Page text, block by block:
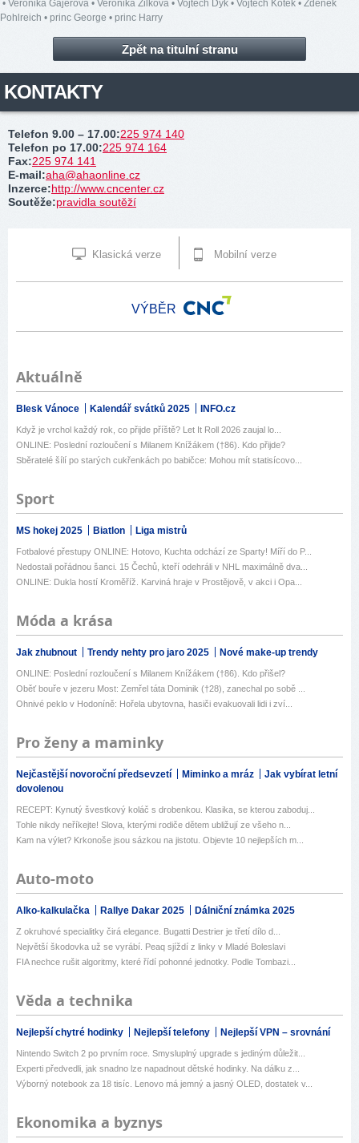
• Veronika Gajerová • Veronika Žilková • Vojtěch Dyk • Vojtěch Kotek • Zdeněk
Pohlreich • princ George • princ Harry
Zpět na titulní stranu
KONTAKTY
Telefon 9.00 – 17.00:225 974 140
Telefon po 17.00:225 974 164
Fax:225 974 141
E-mail:aha@ahaonline.cz
Inzerce:http://www.cncenter.cz
Soutěže:pravidla soutěží
Klasická verze Mobilní verze
VÝBĚR
Aktuálně
Blesk Vánoce Kalendář svátků 2025 INFO.cz
Když je vrchol každý rok, co přijde příště? Let It Roll 2026 zaujal lo...
ONLINE: Poslední rozloučení s Milanem Knížákem (†86). Kdo přijde?
Sběratelé šílí po starých cukřenkách po babičce: Mohou mít statisícovo...
Sport
MS hokej 2025 Biatlon Liga mistrů
Fotbalové přestupy ONLINE: Hotovo, Kuchta odchází ze Sparty! Míří do P...
Nedostali pořádnou šanci. 15 Čechů, kteří odehráli v NHL maximálně dva...
ONLINE: Dukla hostí Kroměříž. Karviná hraje v Prostějově, v akci i Opa...
Móda a krása
Jak zhubnout Trendy nehty pro jaro 2025 Nové make-up trendy
ONLINE: Poslední rozloučení s Milanem Knížákem (†86). Kdo přišel?
Oběť bouře v jezeru Most: Zemřel táta Dominik (†28), zanechal po sobě ...
Ohnivé peklo v Hodoníně: Hořela ubytovna, hasiči evakuovali lidi i zví...
Pro ženy a maminky
Nejčastější novoroční předsevzetí Miminko a mráz
Jak vybírat letní
dovolenou
RECEPT: Kynutý švestkový koláč s drobenkou. Klasika, se kterou zaboduj...
Tohle nikdy neříkejte! Slova, kterými rodiče dětem ubližují ze všeho n...
Kam na výlet? Krkonoše jsou sázkou na jistotu. Objevte 10 nejlepších m...
Auto-moto
Alko-kalkulačka Rallye Dakar 2025 Dálniční známka 2025
Z okruhové specialitky čirá elegance. Bugatti Destrier je třetí dílo d...
Největší škodovka už se vyrábí. Peaq sjíždí z linky v Mladé Boleslavi
FIA nechce rušit algoritmy, které řídí pohonné jednotky. Podle Tombazi...
Věda a technika
Nejlepší chytré hodinky Nejlepší telefony Nejlepší VPN – srovnání
Nintendo Switch 2 po prvním roce. Smysluplný upgrade s jediným důležit...
Experti předvedli, jak snadno lze napadnout dětské hodinky. Na dálku z...
Výborný notebook za 18 tisíc. Lenovo má jemný a jasný OLED, dostatek v...
Ekonomika a byznys